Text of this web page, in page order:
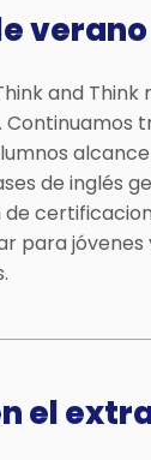
verano
and
Continuamos
de inglés
para jóvenes
el